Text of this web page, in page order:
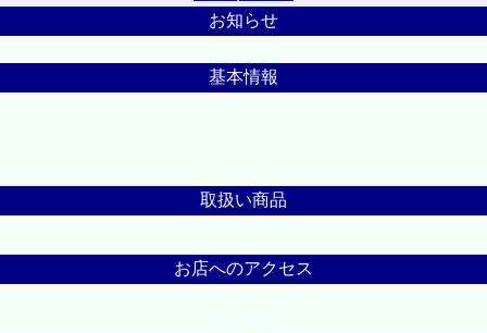
お知らせ
基本情報
取扱い商品
お店へのアクセス